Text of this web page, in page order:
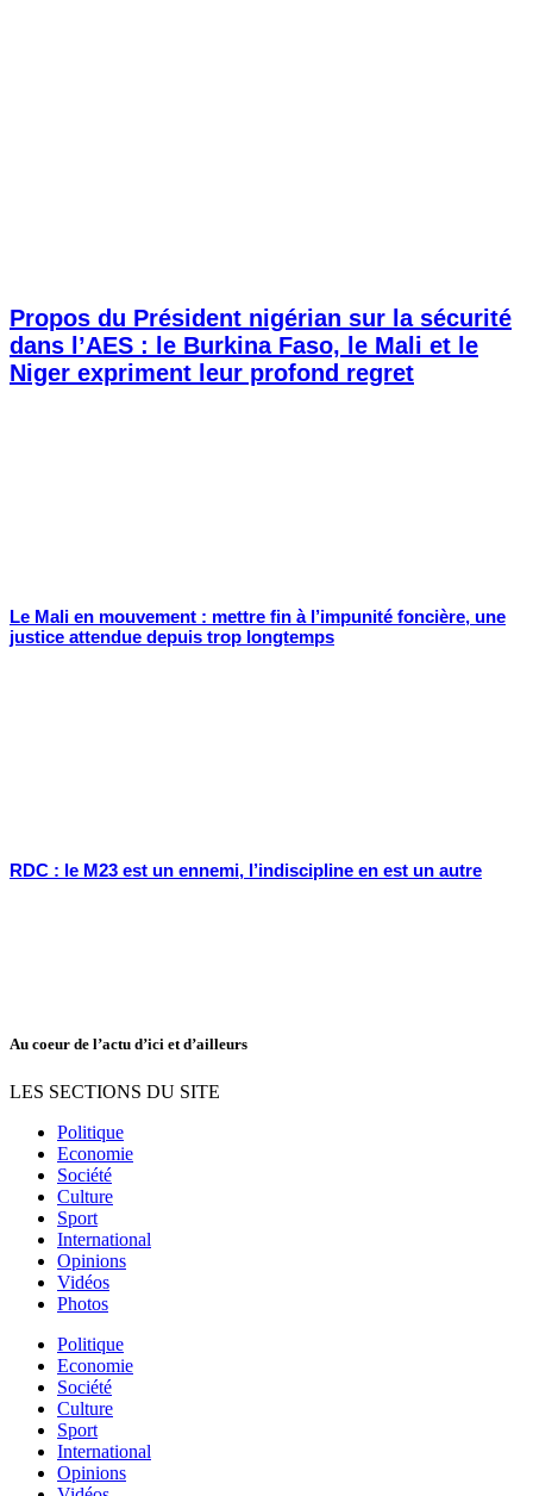
Propos du Président nigérian sur la sécurité
dans l’AES : le Burkina Faso, le Mali et le
Niger expriment leur profond regret
Le Mali en mouvement : mettre fin à l’impunité foncière, une
justice attendue depuis trop longtemps
RDC : le M23 est un ennemi, l’indiscipline en est un autre
Au coeur de l’actu d’ici et d’ailleurs
LES SECTIONS DU SITE
Politique
Economie
Société
Culture
Sport
International
Opinions
Vidéos
Photos
Politique
Economie
Société
Culture
Sport
International
Opinions